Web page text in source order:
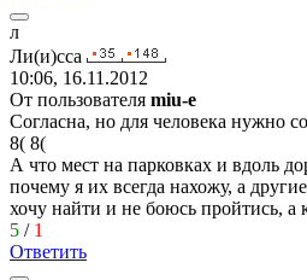
л
Ли(и)сса
10:06, 16.11.2012
От пользователя miu-e
Согласна, но для человека нужно
8( 8(
А что мест на парковках и вдоль
почему я их всегда нахожу, а
хочу найти и не боюсь пройтись, а
5 / 1
Ответить